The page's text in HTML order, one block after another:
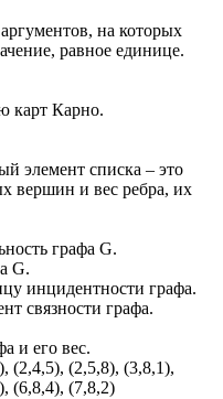
на которых
равное единице.
Карно.
элемент списка – это
вершин и вес ребра, их
графа G.
G.
инцидентности графа.
связности графа.
и его вес.
(2,4,5), (2,5,8), (3,8,1),
(6,8,4), (7,8,2)